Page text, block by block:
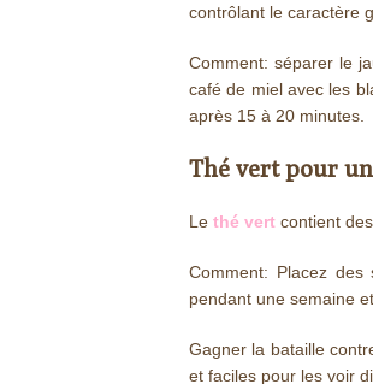
contrôlant le caractère
Comment: séparer le
café de miel avec les
après 15 à 20 minutes.
Thé vert pour
Le thé vert contient
Comment: Placez
pendant une semaine
Gagner la bataille
et faciles pour les voir